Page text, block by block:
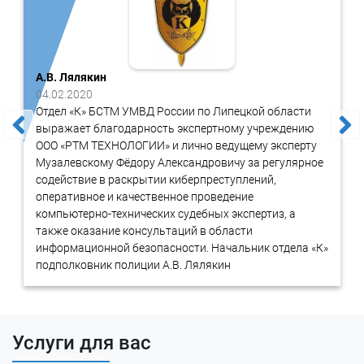
Виды
Компьютерная экспертиза представлена несколькими видами
исследования технических средств и ПО:
Аппаратная
Программная
Информационная
Все типы оценки проводятся на основании четко
А.В. Лялякин
04.02.2020
Отдел «К» БСТМ УМВД России по Липецкой области
выражает благодарность экспертному учреждению
ООО «РТМ ТЕХНОЛОГИИ» и лично ведущему эксперту
Музалевскому Фёдору Александровичу за регулярное
содействие в раскрытии киберпреступлений,
оперативное и качественное проведение
компьютерно-технических судебных экспертиз, а
также оказание консультаций в области
информационной безопасности. Начальник отдела «К»
подполковник полиции А.В. Лялякин
Услуги для вас